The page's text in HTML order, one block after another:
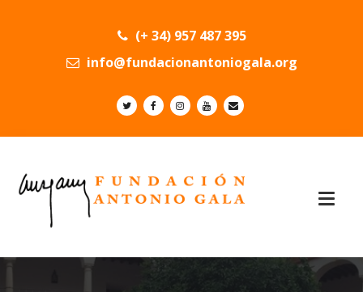
(+ 34) 957 487 395
info@fundacionantoniogala.org